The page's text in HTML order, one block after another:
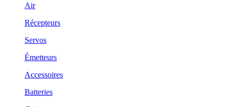
Air
Récepteurs
Servos
Émetteurs
Accessoires
Batteries